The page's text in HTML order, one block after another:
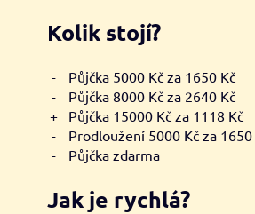
Kolik stojí?
-
Půjčka 5000 Kč za 1650 Kč
-
Půjčka 8000 Kč za 2640 Kč
+
Půjčka 15000 Kč za 1118 Kč
-
Prodloužení 5000 Kč za 1650
-
Půjčka zdarma
Jak je rychlá?